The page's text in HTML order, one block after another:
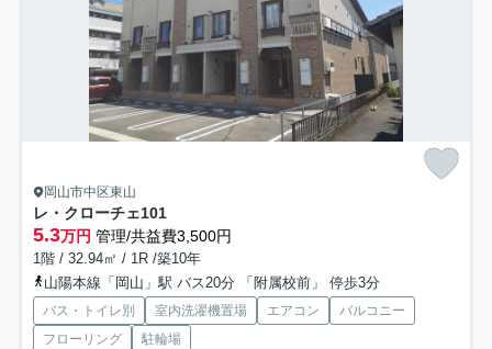
岡山市中区東山
レ・クローチェ101
5.3万円 管理/共益費3,500円
1階 / 32.94㎡ / 1R /築10年
山陽本線「岡山」駅 バス20分 「附属校前」 停歩3分
バス・トイレ別 室内洗濯機置場 エアコン
バルコニー
フローリング
駐輪場